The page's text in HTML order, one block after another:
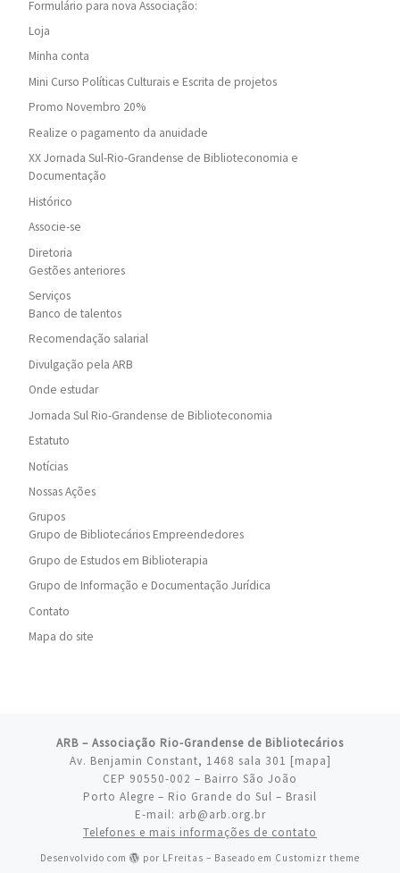
Formulário para nova Associação:
Loja
Minha conta
Mini Curso Políticas Culturais e Escrita de projetos
Promo Novembro 20%
Realize o pagamento da anuidade
XX Jornada Sul-Rio-Grandense de Biblioteconomia e
Documentação
Histórico
Associe-se
Diretoria
Gestões anteriores
Serviços
Banco de talentos
Recomendação salarial
Divulgação pela ARB
Onde estudar
Jornada Sul Rio-Grandense de Biblioteconomia
Estatuto
Notícias
Nossas Ações
Grupos
Grupo de Bibliotecários Empreendedores
Grupo de Estudos em Biblioterapia
Grupo de Informação e Documentação Jurídica
Contato
Mapa do site
ARB – Associação Rio-Grandense de Bibliotecários
Av. Benjamin Constant, 1468 sala 301 [mapa]
CEP 90550-002 – Bairro São João
Porto Alegre – Rio Grande do Sul – Brasil
E-mail: arb@arb.org.br
Telefones e mais informações de contato
Desenvolvido com por LFreitas – Baseado em Customizr theme